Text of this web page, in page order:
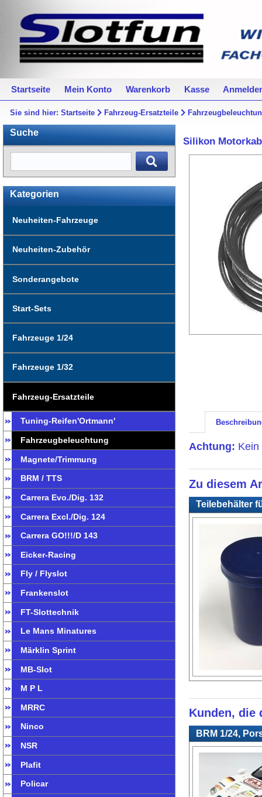
Startseite Mein Konto Warenkorb Kasse
Sie sind hier:Startseite Fahrzeug-Ersatzteile
Suche
Kategorien
Neuheiten-Fahrzeuge
Neuheiten-Zubehör
Sonderangebote
Start-Sets
Fahrzeuge 1/24
Fahrzeuge 1/32
Fahrzeug-Ersatzteile
Tuning-Reifen'Ortmann'
Fahrzeugbeleuchtung
Magnete/Trimmung
BRM / TTS
Carrera Evo./Dig. 132
Carrera Excl./Dig. 124
Carrera GO!!!/D 143
Eicker-Racing
Fly / Flyslot
Frankenslot
FT-Slottechnik
Le Mans Minatures
Märklin Sprint
MB-Slot
M P L
MRRC
Ninco
NSR
Plafit
Policar
Silikon
Achtung: Kein
Zu diesem
Teilebehälter
Kunden, die
BRM 1/24,